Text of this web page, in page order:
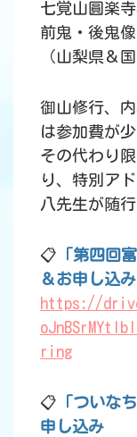
七覚山圓楽
前鬼・後鬼
（山梨県＆
御山修行、
は参加費が
その代わり
り、特別ア
八先生が随
📋 「第四回
＆お申し込
https://
ring
📋 「ついな
申し込み